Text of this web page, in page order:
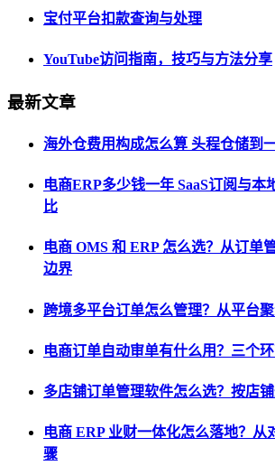
宝付平台扣款查询与处理
YouTube访问指南，技巧与方法分享
最新文章
海外仓费用构成怎么算 头程仓储到
电商ERP多少钱一年 SaaS订阅与本
比
电商 OMS 和 ERP 怎么选？从订单
边界
跨境多平台订单怎么管理？从平台
电商订单自动审单有什么用？三个
多店铺订单管理软件怎么选？按店
电商 ERP 业财一体化怎么落地？从
骤